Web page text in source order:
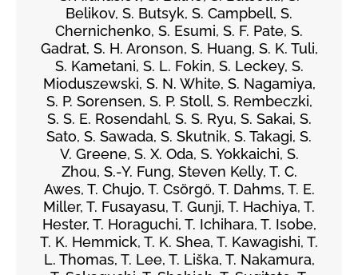
Belikov, S. Butsyk, S. Campbell, S.
Chernichenko, S. Esumi, S. F. Pate, S.
Gadrat, S. H. Aronson, S. Huang, S. K. Tuli,
S. Kametani, S. L. Fokin, S. Leckey, S.
Mioduszewski, S. N. White, S. Nagamiya,
S. P. Sorensen, S. P. Stoll, S. Rembeczki,
S. S. E. Rosendahl, S. S. Ryu, S. Sakai, S.
Sato, S. Sawada, S. Skutnik, S. Takagi, S.
V. Greene, S. X. Oda, S. Yokkaichi, S.
Zhou, S.-Y. Fung, Steven Kelly, T. C.
Awes, T. Chujo, T. Csörgő, T. Dahms, T. E.
Miller, T. Fusayasu, T. Gunji, T. Hachiya, T.
Hester, T. Horaguchi, T. Ichihara, T. Isobe,
T. K. Hemmick, T. K. Shea, T. Kawagishi, T.
L. Thomas, T. Lee, T. Liška, T. Nakamura,